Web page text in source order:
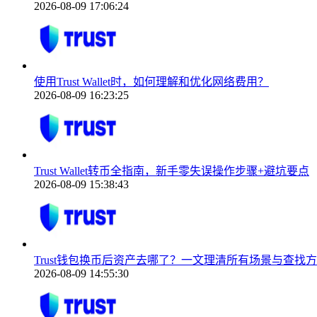
2026-08-09 17:06:24
使用Trust Wallet时，如何理解和优化网络费用？
2026-08-09 16:23:25
Trust Wallet转币全指南，新手零失误操作步骤+避坑要点
2026-08-09 15:38:43
Trust钱包换币后资产去哪了？一文理清所有场景与查找
2026-08-09 14:55:30